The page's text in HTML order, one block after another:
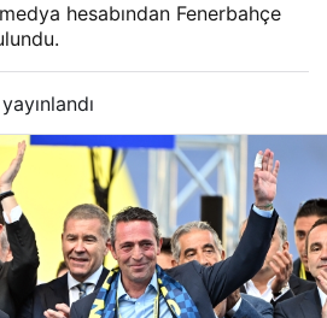
hesabından Fenerbahçe
yayınlandı